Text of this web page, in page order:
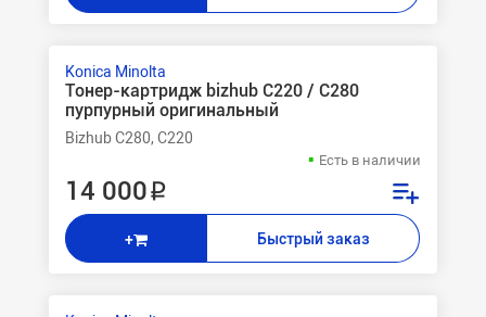
Konica Minolta
Тонер-картридж bizhub С220 / C280
пурпурный оригинальный
Bizhub C280, C220
Есть в наличии
14 000 ₽
+ Быстрый заказ